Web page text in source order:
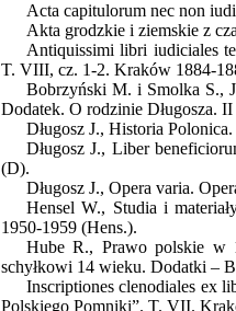
Acta capitulorum nec non
Akta grodzkie i ziemskie z
Antiquissimi libri iudiciales
T. VIII, cz. 1-2. Kraków 1884-
Bobrzyński M. i Smolka S.,
Dodatek. O rodzinie Długosza.
Długosz J., Historia
Długosz J., Liber
(D).
Długosz J., Opera varia.
Hensel W., Studia i
1950-1959 (Hens.).
Hube R., Prawo polskie w
schyłkowi 14 wieku. Dodatki –
Inscriptiones clenodiales ex
Polskiego Pomniki”. T. VII.